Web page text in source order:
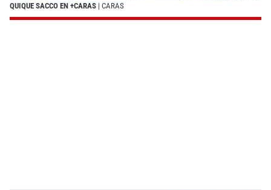
QUIQUE SACCO EN +CARAS | CARAS